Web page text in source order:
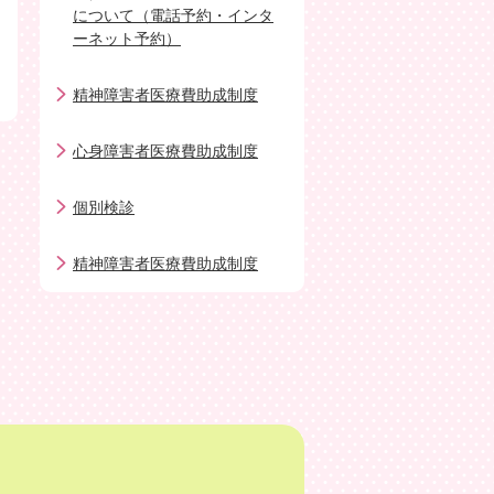
について（電話予約・インタ
ーネット予約）
精神障害者医療費助成制度
心身障害者医療費助成制度
個別検診
精神障害者医療費助成制度